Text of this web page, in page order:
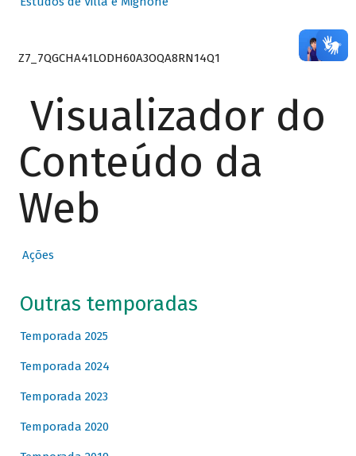
Z7_7QGCHA41LODH60A3OQA8RN14Q1
Visualizador do
Conteúdo da
Web
Ações
Outras temporadas
Temporada 2025
Temporada 2024
Temporada 2023
Temporada 2020